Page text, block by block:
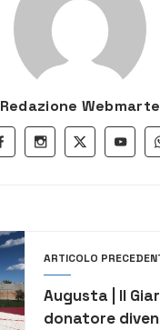
Redazione Webmarte
ARTICOLO
Augusta | Il
donatore